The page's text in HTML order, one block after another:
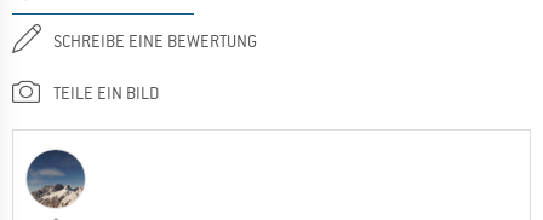
SCHREIBE EINE BEWERTUNG
TEILE EIN BILD